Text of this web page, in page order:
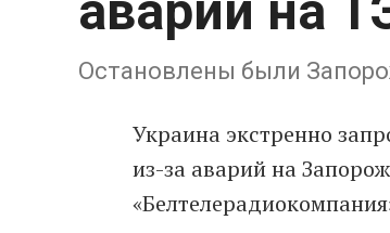
Остановлены были
Украина экстренно
из-за аварий на